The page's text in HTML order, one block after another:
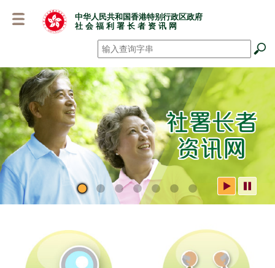
容
中华人民共和国香港特别行政区政府
社 会 福 利 署 长 者 资 讯 网
搜寻 *
社署长者资讯网